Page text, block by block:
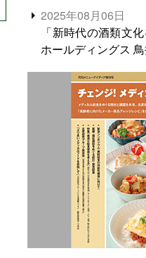
2025年08月06日
「新時代の酒類文
ホールディングス